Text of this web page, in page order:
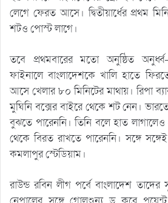
লেগে ফেরত আসে। দ্বিতীয়ার্ধের প্রথম
শটও পোস্ট লাগে।
তবে প্রথমবারের মতো অনুষ্ঠিত
ফাইনালে বাংলাদেশকে খালি হাতে
আসে খেলার ৮০ মিনিটের মাথায়। রিপা
মুঘিনি বক্সের বাইরে থেকে শট নেন।
বুঝতে পারেননি। তিনি বলে হাত
থেকে বিরত রাখতে পারেননি। সঙ্গে
কমলাপুর স্টেডিয়াম।
রাউন্ড রবিন লীগ পর্বে বাংলাদেশ তাদের